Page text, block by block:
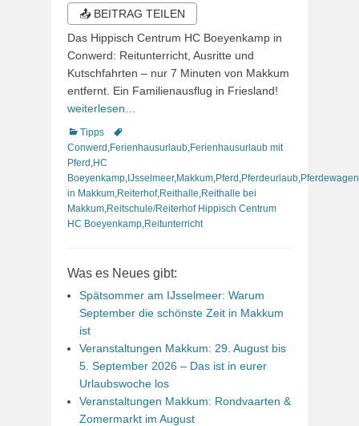
📤 BEITRAG TEILEN
Das Hippisch Centrum HC Boeyenkamp in
Conwerd: Reitunterricht, Ausritte und
Kutschfahrten – nur 7 Minuten von Makkum
entfernt. Ein Familienausflug in Friesland!
weiterlesen…
Kategorien
Tipps
Schlagworte
Conwerd Ferienhausurlaub Ferienhausurlaub mit
Pferd HC
Boeyenkamp IJsselmeer, Makkum Pferd Pferdeurlaub Pferdewagen
in Makkum Reiterhof, Reithalle Reithalle bei
Makkum Reitschule/Reiterhof Hippisch Centrum
HC Boeyenkamp Reitunterricht
Was es Neues gibt:
Spätsommer am IJsselmeer: Warum
September die schönste Zeit in Makkum
ist
Veranstaltungen Makkum: 29. August bis
5. September 2026 – Das ist in eurer
Urlaubswoche los
Veranstaltungen Makkum: Rondvaarten &
Zomermarkt im August